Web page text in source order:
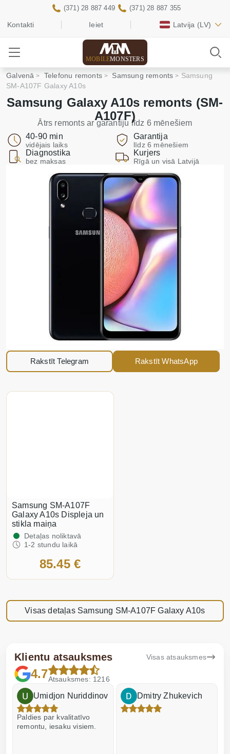
Kontakti Ieiet Latvija (LV)
(371) 28 887 449 (371) 28 887 355
MOBILEMONSTERS
Galvenā Telefonu remonts Samsung remonts
Samsung
SM-A107F Galaxy A10s
Samsung Galaxy A10s remonts (SM-
A107F)
Ātrs remonts ar garantiju līdz 6 mēnešiem
40-90 min
vidējais laiks
Garantija
līdz 6 mēnešiem
Diagnostika
bez maksas
Kurjers
Rīgā un visā Latvijā
Rakstīt Telegram Rakstīt WhatsApp
Samsung SM-A107F
Galaxy A10s Displeja un
stikla maiņa
Detaļas noliktavā
1-2 stundu laikā
85.45 €
Visas detaļas Samsung SM-A107F Galaxy A10s
Klientu atsauksmes Visas atsauksmes
4.7Atsauksmes: 1216
Umidjon Nuriddinov
Paldies par kvalitatīvo
remontu, iesaku visiem.
Dmitry Zhukevich